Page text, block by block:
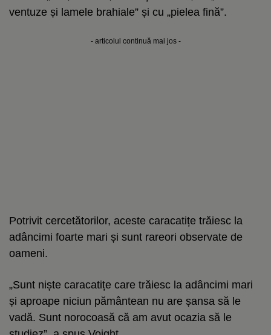
ventuze și lamele brahiale” și cu „pielea fină”.
- articolul continuă mai jos -
Potrivit cercetătorilor, aceste caracatițe trăiesc la
adâncimi foarte mari și sunt rareori observate de
oameni.
„Sunt niște caracatițe care trăiesc la adâncimi mari
și aproape niciun pământean nu are șansa să le
vadă. Sunt norocoasă că am avut ocazia să le